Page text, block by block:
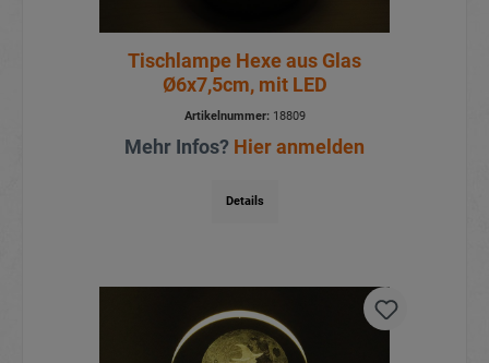
Tischlampe Hexe aus Glas
Ø6x7,5cm, mit LED
Artikelnummer:18809
Mehr Infos? Hier anmelden
Details